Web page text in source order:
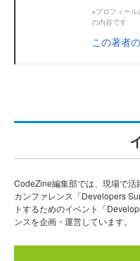
※プロフィー
の内容です
この著者
CodeZine編集部では、現場で
カンファレンス「Developers
トするためのイベント「
ンスを企画・運営しています。